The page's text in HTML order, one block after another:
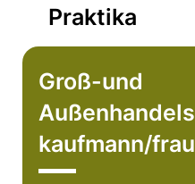
Praktika
Groß-und
Außenhandels
kaufmann/frau